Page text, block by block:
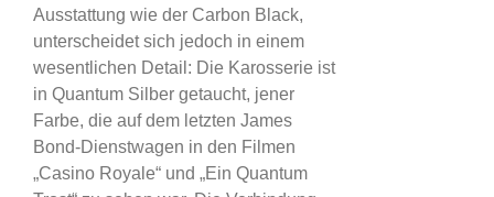
Ausstattung wie der Carbon Black,
unterscheidet sich jedoch in einem
wesentlichen Detail: Die Karosserie ist
in Quantum Silber getaucht, jener
Farbe, die auf dem letzten James
Bond-Dienstwagen in den Filmen
„Casino Royale“ und „Ein Quantum